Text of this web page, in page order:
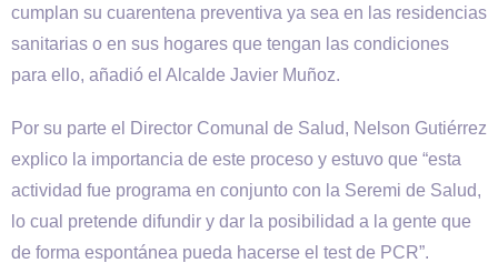
cumplan su cuarentena preventiva ya sea en las residencias
sanitarias o en sus hogares que tengan las condiciones
para ello, añadió el Alcalde Javier Muñoz.
Por su parte el Director Comunal de Salud, Nelson Gutiérrez
explico la importancia de este proceso y estuvo que “esta
actividad fue programa en conjunto con la Seremi de Salud,
lo cual pretende difundir y dar la posibilidad a la gente que
de forma espontánea pueda hacerse el test de PCR”.